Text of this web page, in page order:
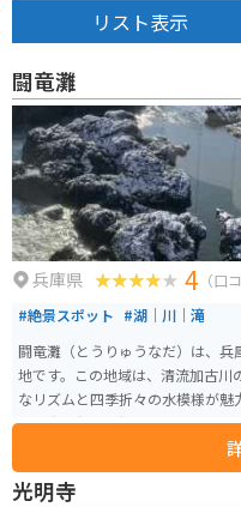
リスト表示
闘竜灘
兵庫県 4 （口
#絶景スポット #湖｜川｜滝
闘竜灘（とうりゅうなだ）は、
地です。この地域は、清流加古
なリズムと四季折々の水模様が
の躍動に似た景観から「闘竜灘」
灘は、岩に阻まれた川の流れが
じることができる場所です。そ
地域はハイキングや散策にも適し
光明寺